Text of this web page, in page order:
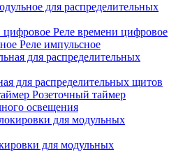
для распределительных
Реле времени цифровое
Реле импульсное
для распределительных щитов
Розеточный таймер
освещения
для модульных